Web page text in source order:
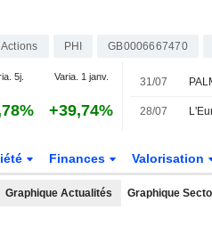
Actions PHI GB0006667470
5j. Varia. 1 janv.
+39,74%
31/07
28/07
Finances Valorisation
Graphique Actualités Graphique